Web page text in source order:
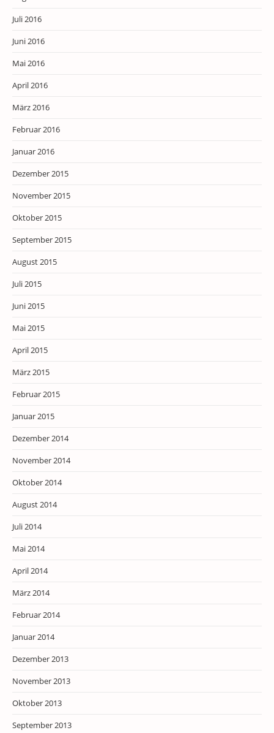
Juli 2016
Juni 2016
Mai 2016
April 2016
März 2016
Februar 2016
Januar 2016
Dezember 2015
November 2015
Oktober 2015
September 2015
August 2015
Juli 2015
Juni 2015
Mai 2015
April 2015
März 2015
Februar 2015
Januar 2015
Dezember 2014
November 2014
Oktober 2014
August 2014
Juli 2014
Mai 2014
April 2014
März 2014
Februar 2014
Januar 2014
Dezember 2013
November 2013
Oktober 2013
September 2013